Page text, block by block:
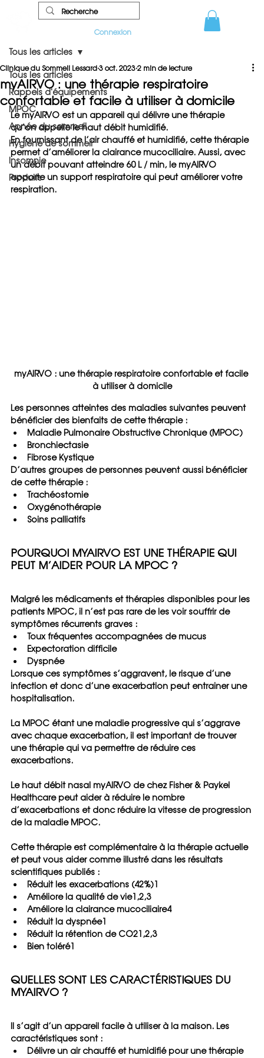
Connexion
Tous les articles
Rappels d'équipements
MPOC
Apnée du sommeil
Hygiène de sommeil
Insomnie
Produits
Tous les articles
myAIRVO : une thérapie respiratoire
confortable et facile à utiliser à domicile
Clinique du Sommeil Lessard 3 oct. 2023 2 min de lecture
Le myAIRVO est un appareil qui délivre une thérapie
qu’on appelle le haut débit humidifié.
En fournissant de l’air chauffé et humidifié, cette thérapie
permet d’améliorer la clairance mucociliaire. Aussi, avec
un débit pouvant atteindre 60 L / min, le myAIRVO
apporte un support respiratoire qui peut améliorer votre
respiration.
myAIRVO : une thérapie respiratoire confortable et facile
à utiliser à domicile
Les personnes atteintes des maladies suivantes peuvent
bénéficier des bienfaits de cette thérapie :
Maladie Pulmonaire Obstructive Chronique (MPOC)
Bronchiectasie
Fibrose Kystique
D’autres groupes de personnes peuvent aussi bénéficier
de cette thérapie :
Trachéostomie
Oxygénothérapie
Soins palliatifs
POURQUOI MYAIRVO EST UNE THÉRAPIE QUI
PEUT M’AIDER POUR LA MPOC ?
Malgré les médicaments et thérapies disponibles pour les
patients MPOC, il n’est pas rare de les voir souffrir de
symptômes récurrents graves :
Toux fréquentes accompagnées de mucus
Expectoration difficile
Dyspnée
Lorsque ces symptômes s’aggravent, le risque d’une
infection et donc d’une exacerbation peut entrainer une
hospitalisation.
La MPOC étant une maladie progressive qui s’aggrave
avec chaque exacerbation, il est important de trouver
une thérapie qui va permettre de réduire ces
exacerbations.
Le haut débit nasal myAIRVO de chez Fisher & Paykel
Healthcare peut aider à réduire le nombre
d’exacerbations et donc réduire la vitesse de progression
de la maladie MPOC.
Cette thérapie est complémentaire à la thérapie actuelle
et peut vous aider comme illustré dans les résultats
scientifiques publiés :
Réduit les exacerbations (42%)1
Améliore la qualité de vie1,2,3
Améliore la clairance mucociliaire4
Réduit la dyspnée1
Réduit la rétention de CO21,2,3
Bien toléré1
QUELLES SONT LES CARACTÉRISTIQUES DU
MYAIRVO ?
Il s’agit d’un appareil facile à utiliser à la maison. Les
caractéristiques sont :
Délivre un air chauffé et humidifié pour une thérapie